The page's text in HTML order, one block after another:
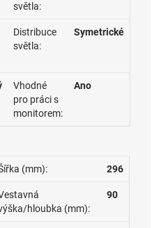
světla:
Distribuce
světla:
Symetrické
Vhodné
pro práci s
monitorem:
Ano
(mm): 296
hloubka (mm):
90